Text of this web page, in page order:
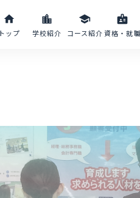
home
トップ
location_city
学校紹介
school
コース紹介
badge
資格・就職